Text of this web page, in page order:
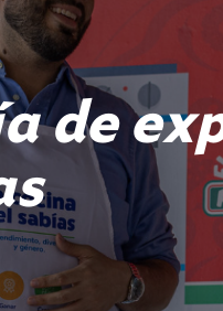
de